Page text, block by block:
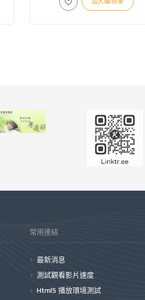
常用連結
最新消息
測試觀看影片速度
Html5 播放環境測試